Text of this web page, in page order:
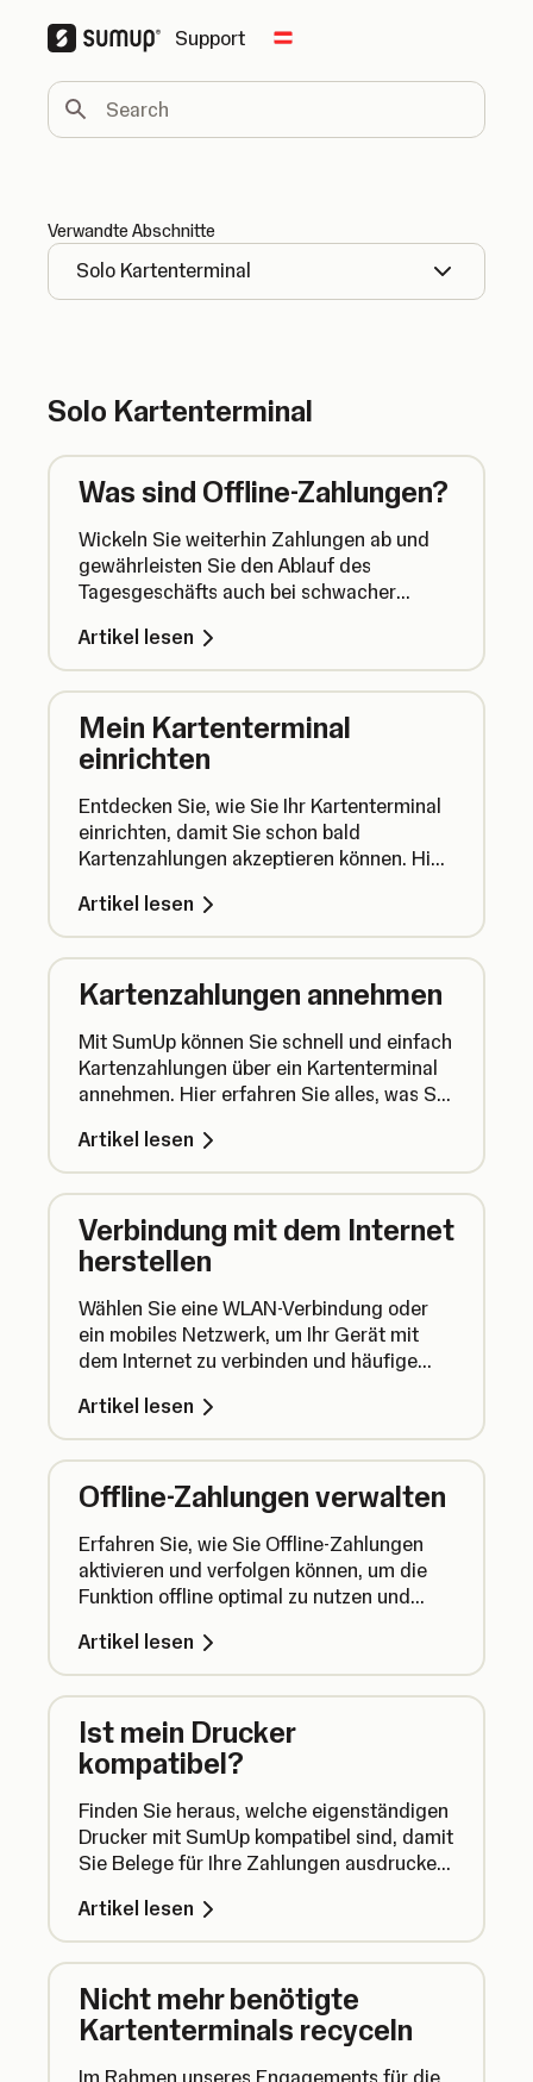
Support Change country
Search
Verwandte Abschnitte
Solo Kartenterminal
Solo Kartenterminal
Was sind Offline-Zahlungen?
Wickeln Sie weiterhin Zahlungen ab und
gewährleisten Sie den Ablauf des
Tagesgeschäfts auch bei schwacher
Artikel lesen
Mein Kartenterminal
einrichten
Entdecken Sie, wie Sie Ihr Kartenterminal
einrichten, damit Sie schon bald
Kartenzahlungen akzeptieren können. Hier
Auspacken Ihres Kartenterminals bis hin
zur ersten Kartenzahlung.
Artikel lesen
Kartenzahlungen annehmen
Mit SumUp können Sie schnell und einfach
Kartenzahlungen über ein Kartenterminal
annehmen. Hier erfahren Sie alles, was Sie
Artikel lesen
Verbindung mit dem Internet
herstellen
Wählen Sie eine WLAN-Verbindung oder
ein mobiles Netzwerk, um Ihr Gerät mit
dem Internet zu verbinden und häufige
Artikel lesen
Offline-Zahlungen verwalten
Erfahren Sie, wie Sie Offline-Zahlungen
aktivieren und verfolgen können, um die
Funktion offline optimal zu nutzen und
Artikel lesen
Ist mein Drucker
kompatibel?
Finden Sie heraus, welche eigenständigen
Drucker mit SumUp kompatibel sind, damit
Sie Belege für Ihre Zahlungen ausdrucken
Artikel lesen
Nicht mehr benötigte
Kartenterminals recyceln
Im Rahmen unseres Engagements für die